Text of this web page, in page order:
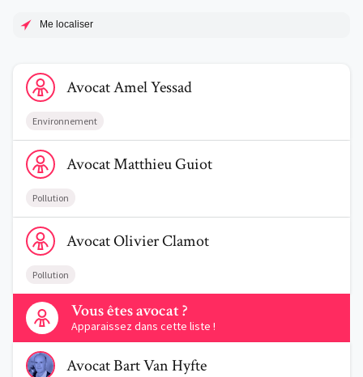
Me localiser
Voir le profil de AvocatAmel Yessad
AvocatAmelYessad
Environnement
Voir le profil de AvocatMatthieu Guiot
AvocatMatthieuGuiot
Pollution
Voir le profil de AvocatOlivier Clamot
AvocatOlivierClamot
Pollution
Vous êtes avocat ?
Apparaissez dans cette liste !
Contactez-nous
Voir le profil de AvocatBart Van Hyfte
AvocatBartVan Hyfte